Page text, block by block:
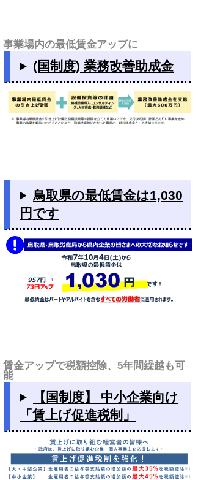
事業場内の最低賃金アップに
(国制度) 業務改善助成金
鳥取県の最低賃金は1,030
円です
賃金アップで税額控除、5年間繰越も可
能
【国制度】 中小企業向け
「賃上げ促進税制」